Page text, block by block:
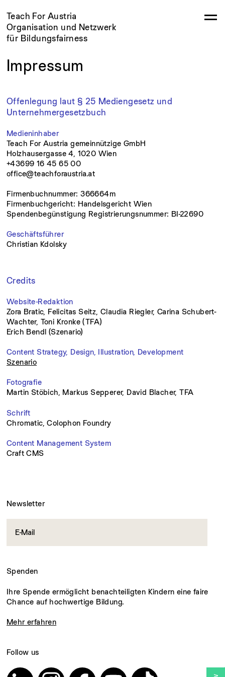
Teach For Austria
Organisation und Netzwerk
für Bildungsfairness
Impressum
Offenlegung laut § 25 Mediengesetz und
Unternehmergesetzbuch
Medieninhaber
Teach For Austria gemeinnützige GmbH
Holzhausergasse 4, 1020 Wien
+43699 16 45 65 00
office@teachforaustria.at
Firmenbuchnummer: 366664m
Firmenbuchgericht: Handelsgericht Wien
Spendenbegünstigung Registrierungsnummer: BI-22690
Geschäftsführer
Christian Kdolsky
Credits
Website-Redaktion
Zora Bratic, Felicitas Seitz, Claudia Riegler, Carina Schubert-
Wachter, Toni Kronke (TFA)
Erich Bendl (Szenario)
Content Strategy, Design, Illustration, Development
Szenario
Fotografie
Martin Stöbich, Markus Sepperer, David Blacher, TFA
Schrift
Chromatic, Colophon Foundry
Content Management System
Craft CMS
Newsletter
Spenden
Ihre Spende ermöglicht benachteiligten Kindern eine faire
Chance auf hochwertige Bildung.
Mehr erfahren
Follow us